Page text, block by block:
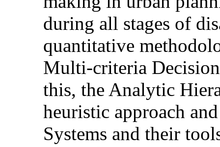
during all stages of
quantitative
Multi-criteria
this, the Analytic
heuristic approach
Systems and their